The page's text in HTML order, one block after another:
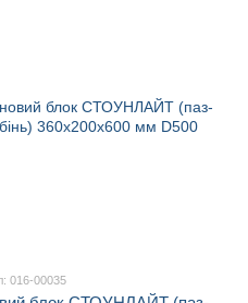
016-00035